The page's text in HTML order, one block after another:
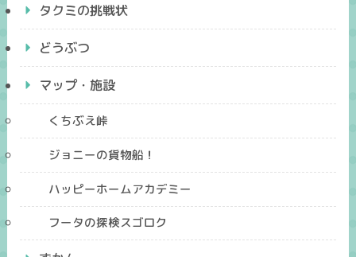
タクミの挑戦状
どうぶつ
マップ・施設
くちぶえ峠
ジョニーの貨物船！
ハッピーホームアカデミー
フータの探検スゴロク